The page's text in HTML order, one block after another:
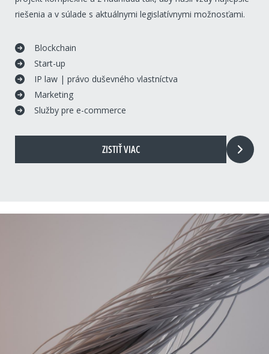
riešenia a v súlade s aktuálnymi legislatívnymi možnosťami.
Blockchain
Start-up
IP law | právo duševného vlastníctva
Marketing
Služby pre e-commerce
ZISTIŤ VIAC